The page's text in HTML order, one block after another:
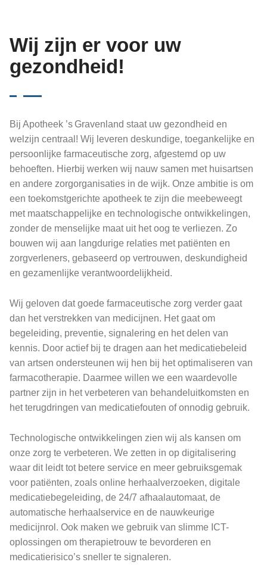
Wij zijn er voor uw
gezondheid!
Bij Apotheek ’s Gravenland staat uw gezondheid en
welzijn centraal! Wij leveren deskundige, toegankelijke en
persoonlijke farmaceutische zorg, afgestemd op uw
behoeften. Hierbij werken wij nauw samen met huisartsen
en andere zorgorganisaties in de wijk. Onze ambitie is om
een toekomstgerichte apotheek te zijn die meebeweegt
met maatschappelijke en technologische ontwikkelingen,
zonder de menselijke maat uit het oog te verliezen. Zo
bouwen wij aan langdurige relaties met patiënten en
zorgverleners, gebaseerd op vertrouwen, deskundigheid
en gezamenlijke verantwoordelijkheid.
Wij geloven dat goede farmaceutische zorg verder gaat
dan het verstrekken van medicijnen. Het gaat om
begeleiding, preventie, signalering en het delen van
kennis. Door actief bij te dragen aan het medicatiebeleid
van artsen ondersteunen wij hen bij het optimaliseren van
farmacotherapie. Daarmee willen we een waardevolle
partner zijn in het verbeteren van behandeluitkomsten en
het terugdringen van medicatiefouten of onnodig gebruik.
Technologische ontwikkelingen zien wij als kansen om
onze zorg te verbeteren. We zetten in op digitalisering
waar dit leidt tot betere service en meer gebruiksgemak
voor patiënten, zoals online herhaalverzoeken, digitale
medicatiebegeleiding, de 24/7 afhaalautomaat, de
automatische herhaalservice en de nauwkeurige
medicijnrol. Ook maken we gebruik van slimme ICT-
oplossingen om therapietrouw te bevorderen en
medicatierisico’s sneller te signaleren.